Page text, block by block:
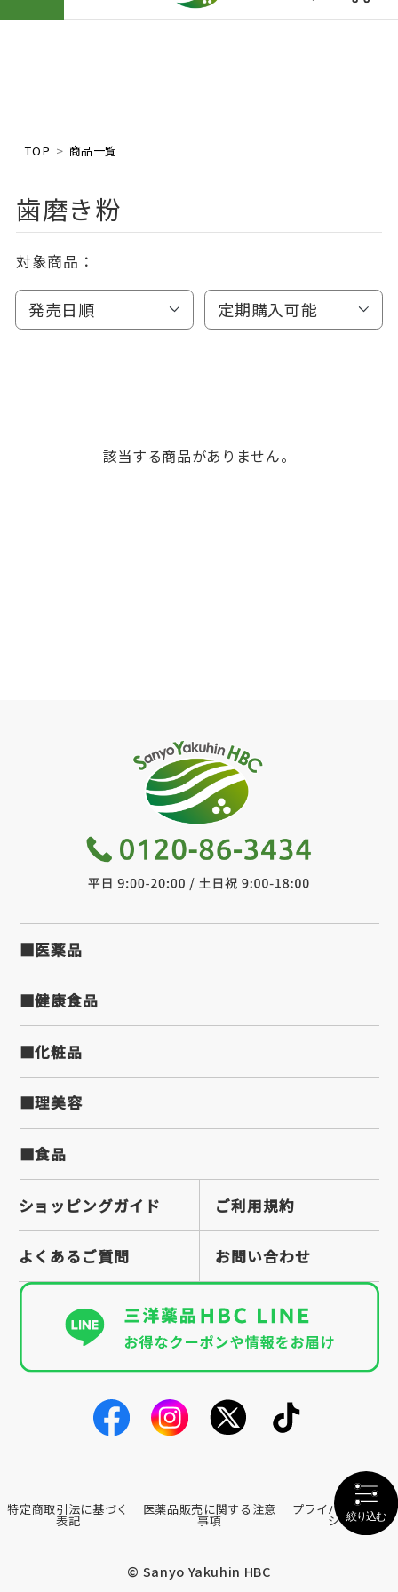
TOP 商品一覧
歯磨き粉
対象商品：
発売日順 定期購入可能
該当する商品がありません。
■医薬品
■健康食品
■化粧品
■理美容
■食品
ショッピングガイド ご利用規約
よくあるご質問 お問い合わせ
特定商取引法に基づく
表記
医薬品販売に関する注意
事項
プライバシーポリ
シー
© Sanyo Yakuhin HBC